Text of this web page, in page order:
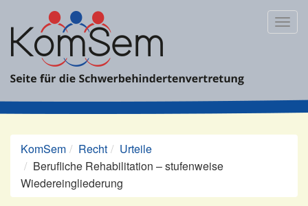
Inhalt
springen
KomSem Recht
Urteile
Berufliche Rehabilitation – stufenweise
Wiedereingliederung